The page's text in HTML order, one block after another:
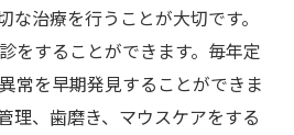
な治療を行うことが大切です。
をすることができます。毎年定
常を早期発見することができま
理、歯磨き、マウスケアをする